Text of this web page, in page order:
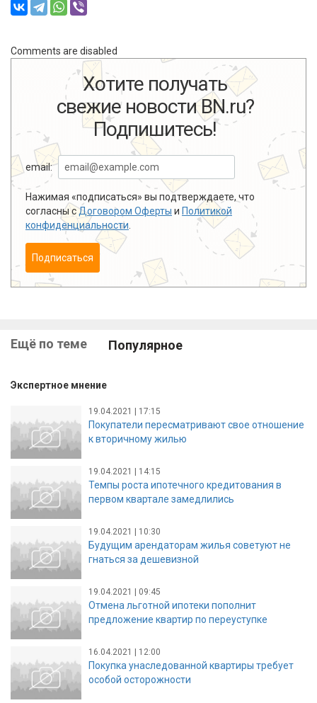
Comments are disabled
Хотите получать
свежие новости BN.ru?
Подпишитесь!
email:
Нажимая «подписаться» вы подтверждаете, что
согласны сДоговором Оферты и Политикой
конфиденциальности
Подписаться
Ещё по теме Популярное
Экспертное мнение
19.04.2021 | 17:15
Покупатели пересматривают свое отношение
к вторичному жилью
19.04.2021 | 14:15
Темпы роста ипотечного кредитования в
первом квартале замедлились
19.04.2021 | 10:30
Будущим арендаторам жилья советуют не
гнаться за дешевизной
19.04.2021 | 09:45
Отмена льготной ипотеки пополнит
предложение квартир по переуступке
16.04.2021 | 12:00
Покупка унаследованной квартиры требует
особой осторожности